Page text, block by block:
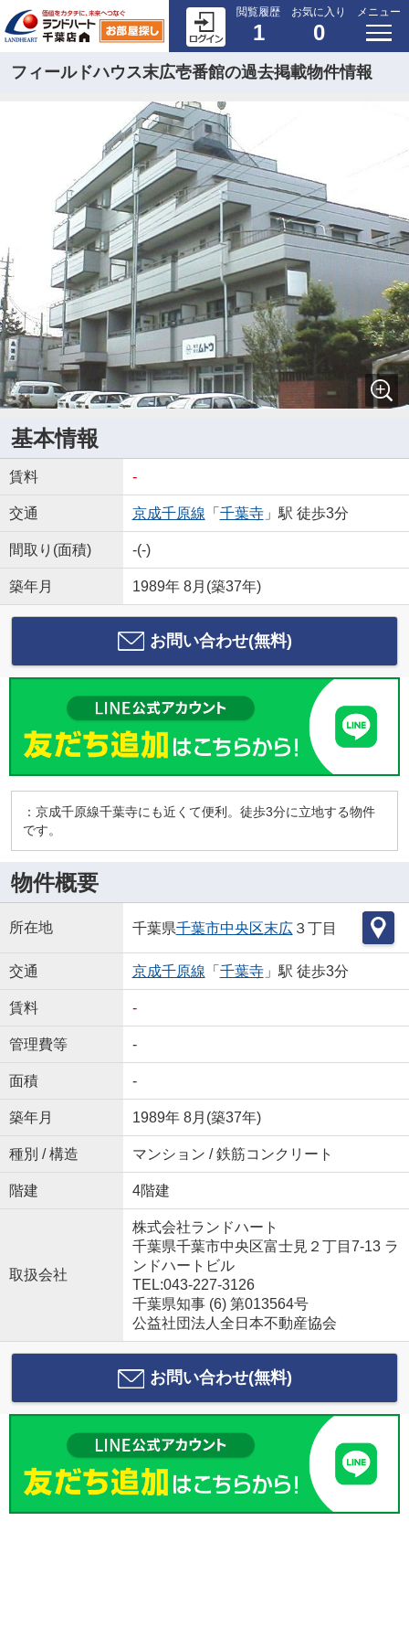
閲覧履歴
1
お気に入り
0
メニュー
フィールドハウス末広壱番館の過去掲載物件情報
基本情報
賃料 -
交通 京成千原線 「 千葉寺」駅 徒歩3分
間取り(面積) -(-)
築年月 1989年 8月(築37年)
お問い合わせ(無料)
：京成千原線千葉寺にも近くて便利。徒歩3分に立地する物件
です。
物件概要
所在地 千葉県千葉市中央区末広３丁目
交通 京成千原線 「 千葉寺」駅 徒歩3分
賃料 -
管理費等 -
面積 -
築年月 1989年 8月(築37年)
種別 / 構造 マンション / 鉄筋コンクリート
階建 4階建
取扱会社
株式会社ランドハート
千葉県千葉市中央区富士見２丁目7-13 ラ
ンドハートビル
TEL:043-227-3126
千葉県知事 (6) 第013564号
公益社団法人全日本不動産協会
お問い合わせ(無料)